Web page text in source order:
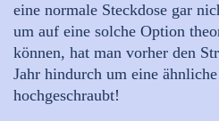
eine normale Steckdose gar
um auf eine solche Option
können, hat man vorher den
Jahr hindurch um eine
hochgeschraubt!